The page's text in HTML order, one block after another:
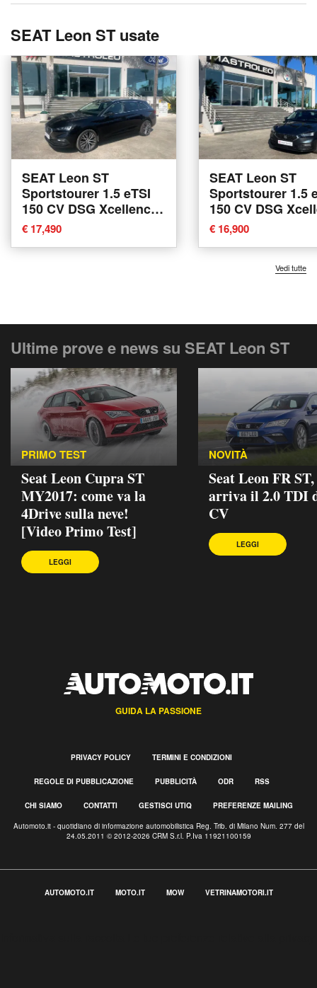
SEAT Leon ST usate
SEAT Leon ST
Sportstourer 1.5 eTSI
150 CV DSG Xcellence
del 2021 usata a
Tricase
€ 17,490
SEAT Leon ST
Sportstourer 1.5
150 CV DSG
del 2021 usata a
Tricase
€ 16,900
Vedi tutte
Ultime prove e news su SEAT Leon ST
PRIMO TEST
Seat Leon Cupra ST
MY2017: come va la
4Drive sulla neve!
[Video Primo Test]
LEGGI
NOVITÀ
Seat Leon FR ST,
arriva il 2.0 TDI
CV
LEGGI
GUIDA LA PASSIONE
PRIVACY POLICY TERMINI E CONDIZIONI
REGOLE DI PUBBLICAZIONE PUBBLICITÀ ODR RSS
CHI SIAMO CONTATTI GESTISCI UTIQ PREFERENZE MAILING
Automoto.it - quotidiano di informazione automobilistica Reg. Trib. di Milano Num. 277 del
24.05.2011 © 2012-2026 CRM S.r.l. P.Iva 11921100159
AUTOMOTO.IT MOTO.IT MOW VETRINAMOTORI.IT